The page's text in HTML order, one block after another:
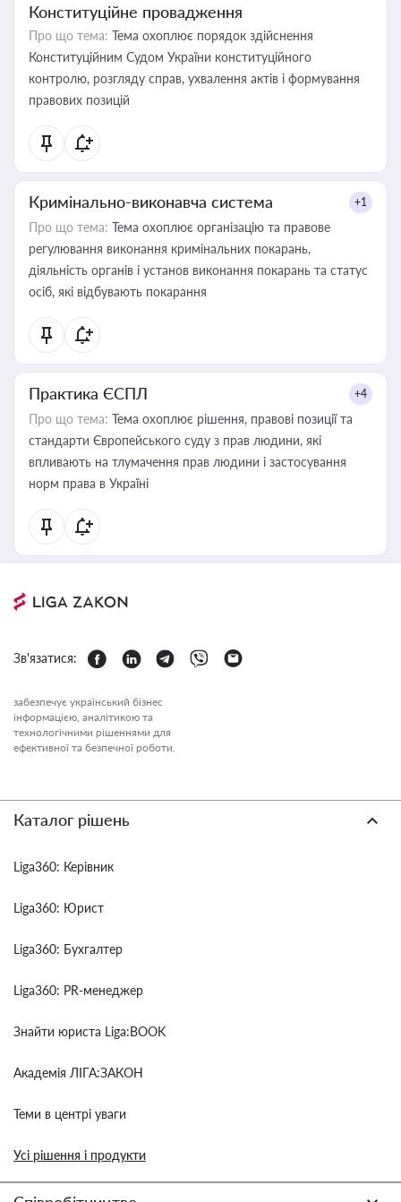
Конституційне провадження
Про що тема: Тема охоплює порядок здійснення
Конституційним Судом України конституційного
контролю, розгляду справ, ухвалення актів і формування
правових позицій
Кримінально-виконавча система +1
Про що тема: Тема охоплює організацію та правове
регулювання виконання кримінальних покарань,
діяльність органів і установ виконання покарань та статус
осіб, які відбувають покарання
Практика ЄСПЛ +4
Про що тема: Тема охоплює рішення, правові позиції та
стандарти Європейського суду з прав людини, які
впливають на тлумачення прав людини і застосування
норм права в Україні
Зв'язатися:
забезпечує український бізнес
інформацією, аналітикою та
технологічними рішеннями для
ефективної та безпечної роботи.
Каталог рішень
Liga360: Керівник
Liga360: Юрист
Liga360: Бухгалтер
Liga360: PR-менеджер
Знайти юриста Liga:BOOK
Академія ЛІГА:ЗАКОН
Теми в центрі уваги
Усі рішення і продукти